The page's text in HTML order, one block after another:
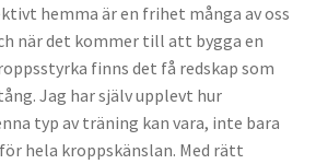
hemma är en frihet många av oss
när det kommer till att bygga en
finns det få redskap som
Jag har själv upplevt hur
typ av träning kan vara, inte bara
hela kroppskänslan. Med rätt